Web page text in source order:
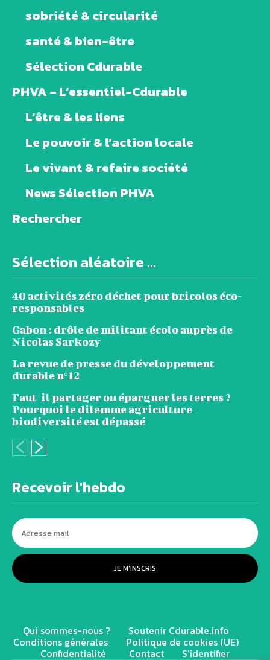
sobriété & circularité
santé & bien-être
Sélection Cdurable
PHVA – L’essentiel-Cdurable
L’être & les liens
Le pouvoir & l’action locale
Le vivant & refaire société
News Sélection PHVA
Rechercher
Sélection aléatoire ...
40 activités zéro déchet pour bricolos éco-
responsables
Gabon : drôle de militant écolo auprès de
Nicolas Sarkozy
La revue de presse du développement
durable n°12
Faut-il partager ou épargner les terres ?
Pourquoi le dilemme agriculture-
biodiversité est dépassé
Recevoir l'hebdo
JE M'INSCRIS
Qui sommes-nous ? Soutenir Cdurable.info
Conditions générales Politique de cookies (UE)
Confidentialité Contact S’identifier